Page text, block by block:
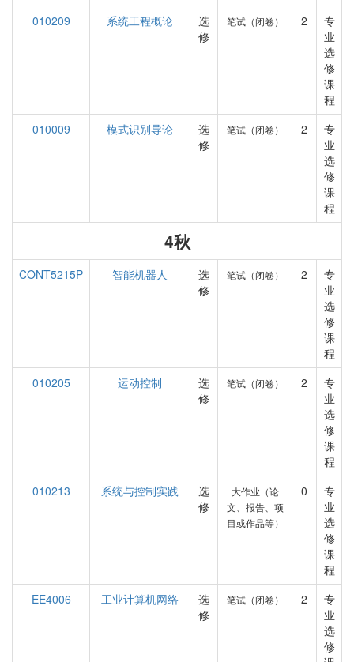
010209
系统工程概论
选
修
笔试（闭卷） 2
专
业
选
修
课
程
010009
模式识别导论
选
修
笔试（闭卷） 2
专
业
选
修
课
程
4秋
CONT5215P 智能机器人
选
修
笔试（闭卷） 2
专
业
选
修
课
程
010205
运动控制
选
修
笔试（闭卷） 2
专
业
选
修
课
程
010213
系统与控制实践
选
修
大作业（论
文、报告、项
目或作品等）
0
专
业
选
修
课
程
EE4006
工业计算机网络
选
修
笔试（闭卷） 2
专
业
选
修